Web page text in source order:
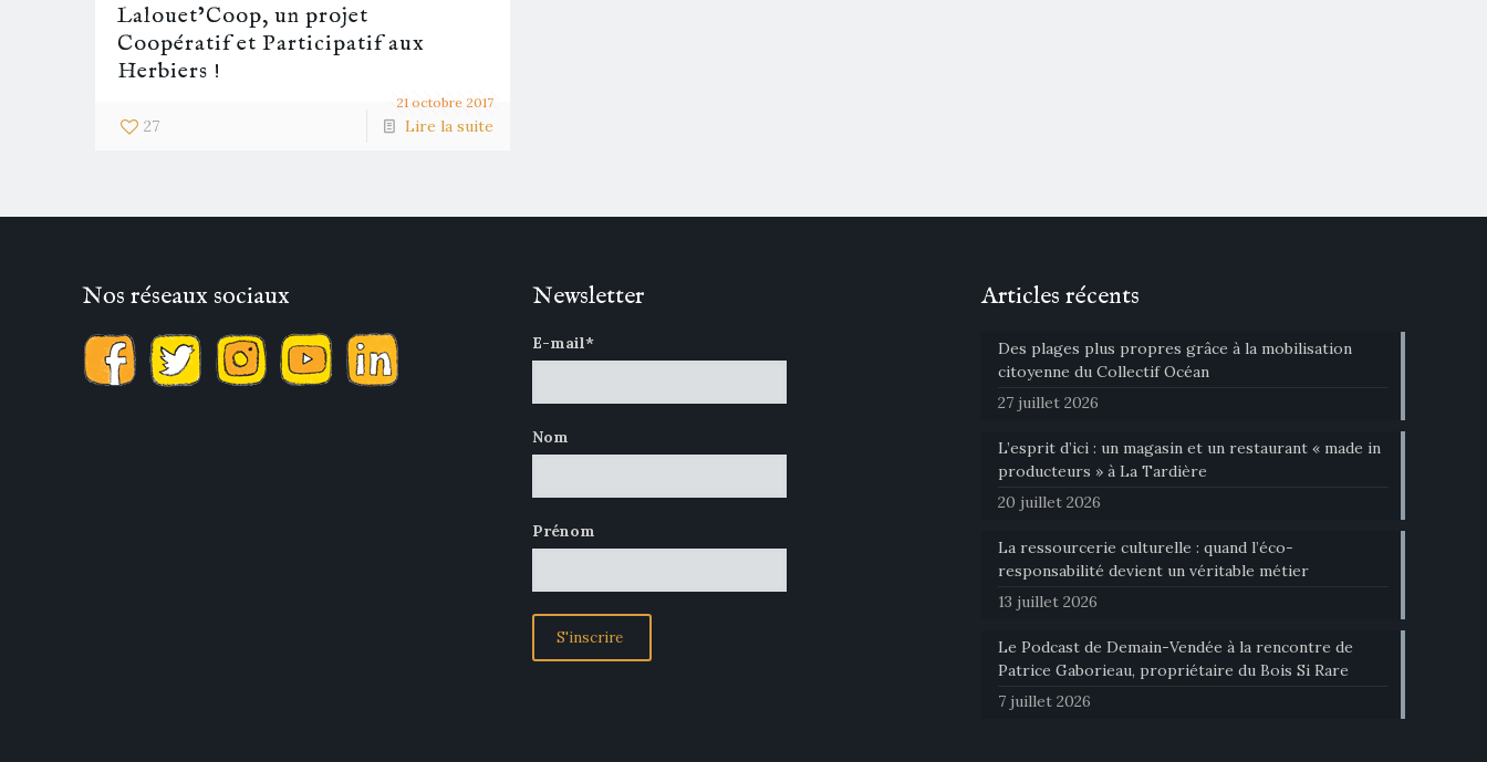
21 octobre 2017
Lalouet’Coop, un projet
Coopératif et Participatif aux
Herbiers !
27 Lire la suite
Nos réseaux sociaux Newsletter
E-mail*
Nom
Prénom
Articles récents
Des plages plus propres grâce à la mobilisation
citoyenne du Collectif Océan
27 juillet 2026
L’esprit d’ici : un magasin et un restaurant « made in
producteurs » à La Tardière
20 juillet 2026
La ressourcerie culturelle : quand l’éco-
responsabilité devient un véritable métier
13 juillet 2026
Le Podcast de Demain-Vendée à la rencontre de
Patrice Gaborieau, propriétaire du Bois Si Rare
7 juillet 2026